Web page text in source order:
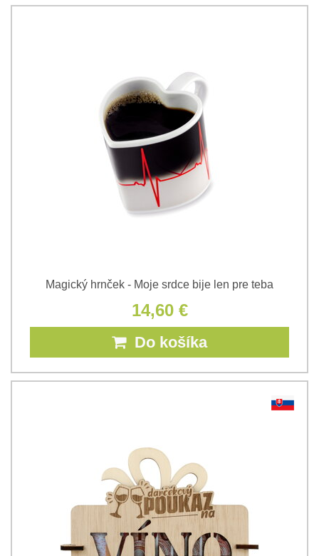
Magický hrnček - Moje srdce bije len pre teba
14,60 €
Do košíka